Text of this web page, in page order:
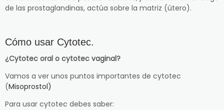
de las prostaglandinas, actúa sobre la matriz (útero).
Cómo usar Cytotec.
¿Cytotec oral o cytotec vaginal?
Vamos a ver unos puntos importantes de cytotec
(Misoprostol)
Para usar cytotec debes saber: